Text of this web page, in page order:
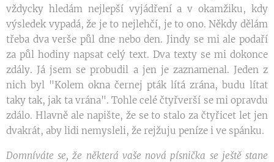
vždycky hledám nejlepší vyjádření a v okamžiku, kdy
výsledek vypadá, že je to nejlehčí, je to ono. Někdy dělám
třeba dva verše půl dne nebo den. Jindy se mi ale podaří
za půl hodiny napsat celý text. Dva texty se mi dokonce
zdály. Já jsem se probudil a jen je zaznamenal. Jeden z
nich byl "Kolem okna černej pták lítá zrána, budu lítat
taky tak, jak ta vrána". Tohle celé čtyřverší se mi opravdu
zdálo. Hlavně ale napište, že se to stalo za čtyřicet let jen
dvakrát, aby lidi nemysleli, že rejžuju peníze i ve spánku.
Domníváte se, že některá vaše nová písnička se ještě stane